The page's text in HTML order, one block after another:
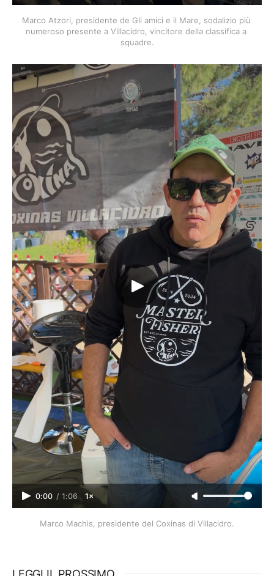
Marco Atzori, presidente de Gli amici e il Mare, sodalizio più
numeroso presente a Villacidro, vincitore della classifica a
squadre.
0:00 / 1:06 1×
Marco Machis, presidente del Coxinas di Villacidro.